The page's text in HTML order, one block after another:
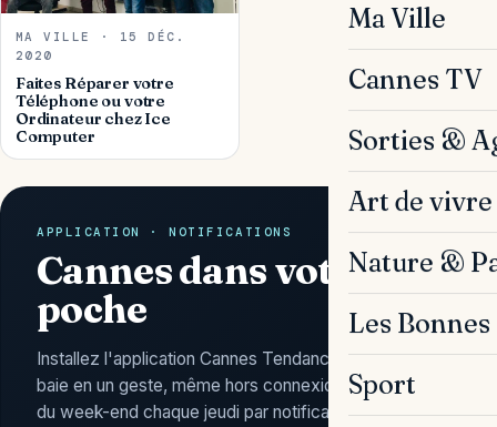
Ma Ville
Cannes TV
Sorties &
Art de vivre
Nature &
Les
Sport
MA VILLE · 15 DÉC.
2020
Faites Réparer votre
Téléphone ou votre
Ordinateur chez Ice
Computer
APPLICATION · NOTIFICATIONS
Cannes dans votre
poche
Installez l'application Cannes Tendances : l'actu de la
baie en un geste, même hors connexion, et l'Agenda
du week-end chaque jeudi par notification.